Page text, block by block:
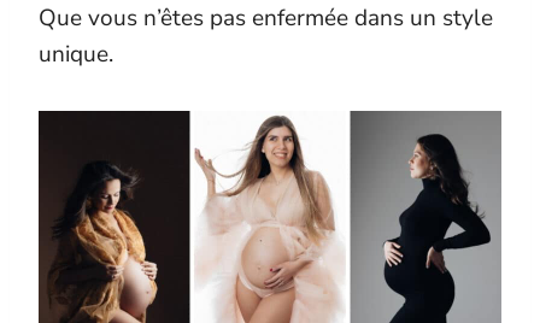
Que vous n’êtes pas enfermée dans un style
unique.